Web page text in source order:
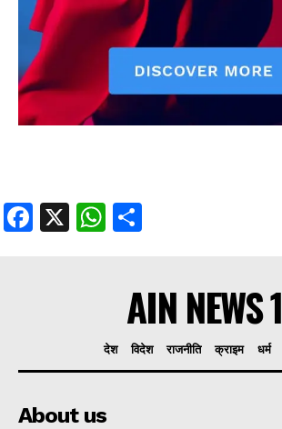
Facebook
X WhatsApp
AIN NEWS 1
देश विदेश राजनीति क्राइम धर्म
About us